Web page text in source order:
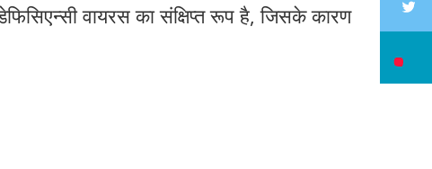
वायरस का संक्षिप्त रूप है, जिसके कारण